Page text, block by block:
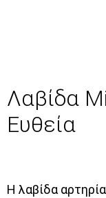
Λαβίδα
Ευθεία
Η λαβίδα